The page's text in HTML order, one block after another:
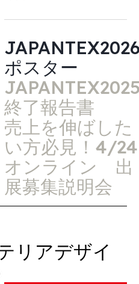
ポスター
終了報告書
売上を伸ばした
い方必見！4/24
オンライン 出
展募集説明会
リアデザイ